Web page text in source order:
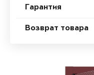
Гарантия
Возврат товара